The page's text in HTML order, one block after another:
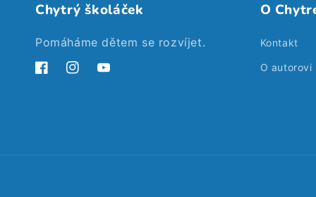
Chytrý školáček
Pomáháme dětem se rozvíjet.
FacebookInstagramYouTube
O
Kontakt
O autorovi